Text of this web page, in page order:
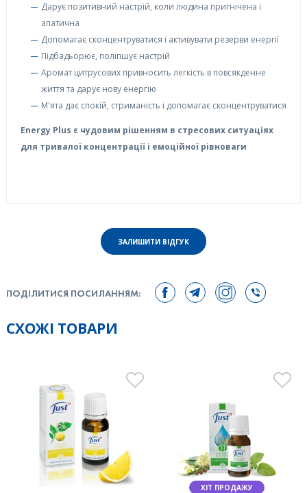
Дарує позитивний настрій, коли людина пригнічена і
апатична
Допомагає сконцентруватися і активувати резерви енергії
Підбадьорює, поліпшує настрій
Аромат цитрусових привносить легкість в повсякденне
життя та дарує нову енергію
М'ята дає спокій, стриманість і допомагає сконцентруватися
Energy Plus є чудовим рішенням в стресових ситуаціях
для тривалої концентрації і емоційної рівноваги
ЗАЛИШИТИ ВІДГУК
ПОДІЛИТИСЯ ПОСИЛАННЯМ:
СХОЖІ ТОВАРИ
ХІТ ПРОДАЖУ